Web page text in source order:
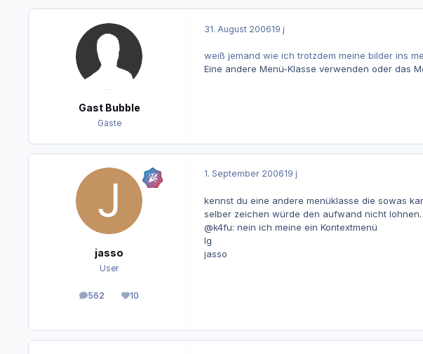
Gast Bubble
Gäste
31. August 200619 j
weiß jemand wie ich trotzdem meine bilder ins
Eine andere Menü-Klasse verwenden oder das
jasso
User
562
Beiträge 10
Reputation
1. September 200619 j
kennst du eine andere menüklasse die sowas
selber zeichen würde den aufwand nicht lohnen.
@k4fu: nein ich meine ein Kontextmenü
lg
jasso